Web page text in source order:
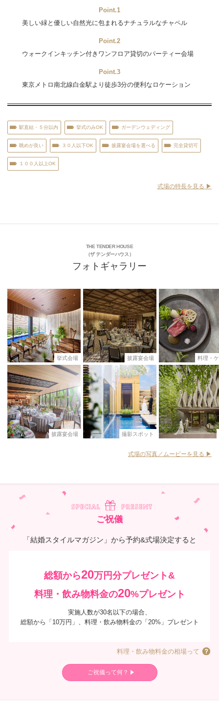
Point.1
美しい緑と優しい自然光に包まれるナチュラルなチャペル
Point.2
ウォークインキッチン付きワンフロア貸切のパーティー会場
Point.3
東京メトロ南北線白金駅より徒歩3分の便利なロケーション
駅直結・５分以内 挙式のみOK ガーデンウェディング
眺めが良い ３０人以下OK 披露宴会場を選べる 完全貸切可
１００人以上OK
式場の特長を見る ▶︎
THE TENDER HOUSE
（ザ テンダーハウス）
フォトギャラリー
挙式会場
披露宴会場
披露宴会場
撮影スポット
料理・
式場の写真／ムービーを見る ▶︎
ご祝儀
「結婚スタイルマガジン」から予約&式場決定すると
総額から20万円分プレゼント&
料理・飲み物料金の20%プレゼント
実施人数が30名以下の場合、
総額から「10万円」、料理・飲み物料金の「20%」プレゼント
料理・飲み物料金の相場って
ご祝儀って何？